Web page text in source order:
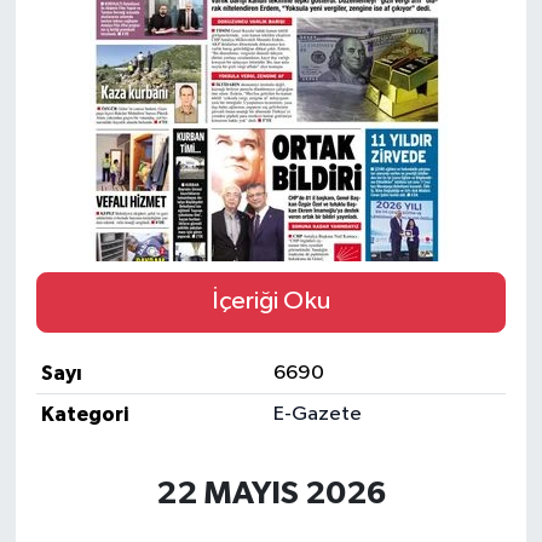
İçeriği Oku
Sayı
6690
Kategori
E-Gazete
22 MAYIS 2026
Eğitim
Sağlık
Magazin
Turizm
Sivil Toplum